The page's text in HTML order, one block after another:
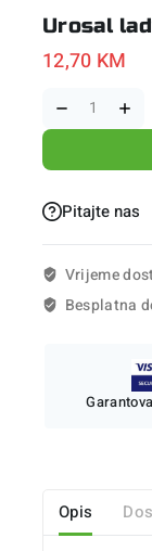
Urosal
12,70 KM
Pitajte nas
Vrijeme
Besplatna
Opis